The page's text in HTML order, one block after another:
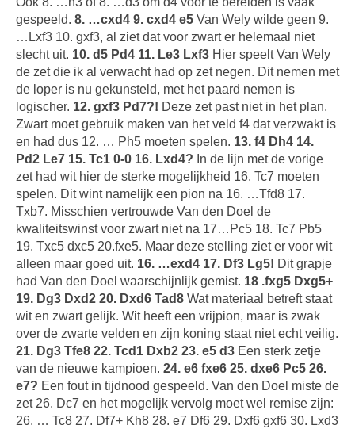
gespeeld. 8. …cxd4 9. cxd4 e5 Van Wely wilde geen 9.
…Lxf3 10. gxf3, al ziet dat voor zwart er helemaal niet
slecht uit. 10. d5 Pd4 11. Le3 Lxf3 Hier speelt Van Wely
de zet die ik al verwacht had op zet negen. Dit nemen met
de loper is nu gekunsteld, met het paard nemen is
logischer. 12. gxf3 Pd7?! Deze zet past niet in het plan.
Zwart moet gebruik maken van het veld f4 dat verzwakt is
en had dus 12. … Ph5 moeten spelen. 13. f4 Dh4 14.
Pd2 Le7 15. Tc1 0-0 16. Lxd4? In de lijn met de vorige
zet had wit hier de sterke mogelijkheid 16. Tc7 moeten
spelen. Dit wint namelijk een pion na 16. …Tfd8 17.
Txb7. Misschien vertrouwde Van den Doel de
kwaliteitswinst voor zwart niet na 17…Pc5 18. Tc7 Pb5
19. Txc5 dxc5 20.fxe5. Maar deze stelling ziet er voor wit
alleen maar goed uit. 16. …exd4 17. Df3 Lg5! Dit grapje
had Van den Doel waarschijnlijk gemist. 18 .fxg5 Dxg5+
19. Dg3 Dxd2 20. Dxd6 Tad8 Wat materiaal betreft staat
wit en zwart gelijk. Wit heeft een vrijpion, maar is zwak
over de zwarte velden en zijn koning staat niet echt veilig.
21. Dg3 Tfe8 22. Tcd1 Dxb2 23. e5 d3 Een sterk zetje
van de nieuwe kampioen. 24. e6 fxe6 25. dxe6 Pc5 26.
e7? Een fout in tijdnood gespeeld. Van den Doel miste de
zet 26. Dc7 en het mogelijk vervolg moet wel remise zijn:
26. … Tc8 27. Df7+ Kh8 28. e7 Df6 29. Dxf6 gxf6 30. Lxd3